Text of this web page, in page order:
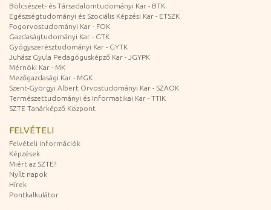
Bölcsészet- és Társadalomtudományi Kar - BTK
Egészségtudományi és Szociális Képzési Kar - ETSZK
Fogorvostudományi Kar - FOK
Gazdaságtudományi Kar - GTK
Gyógyszerésztudományi Kar - GYTK
Juhász Gyula Pedagógusképző Kar - JGYPK
Mérnöki Kar - MK
Mezőgazdasági Kar - MGK
Szent-Györgyi Albert Orvostudományi Kar - SZAOK
Természettudományi és Informatikai Kar - TTIK
SZTE Tanárképző Központ
FELVÉTELI
Felvételi információk
Képzések
Miért az SZTE?
Nyílt napok
Hírek
Pontkalkulátor